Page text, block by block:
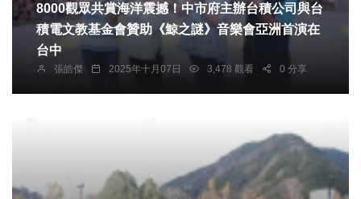
8000觀眾共賞海洋震撼！中市府主辦台積公司與台
積電文教基金會贊助《鯨之謎》音樂會亞洲首演在
台中
張皓傑 2025年十月07日 3,478 觀看 0 分享